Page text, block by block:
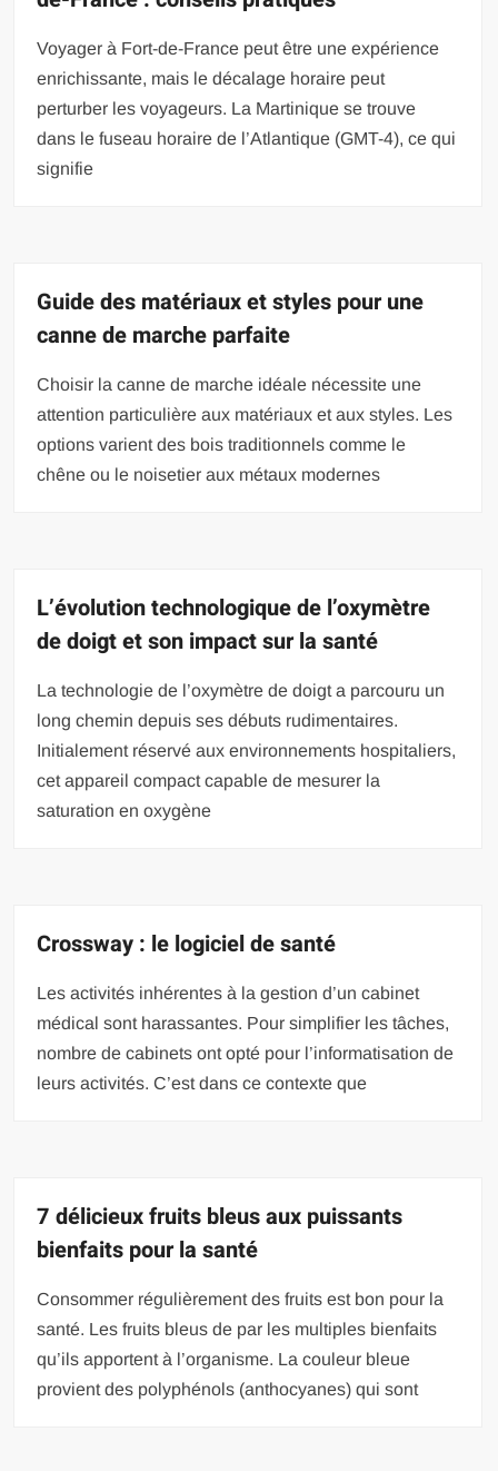
Voyager à Fort-de-France peut être une expérience
enrichissante, mais le décalage horaire peut
perturber les voyageurs. La Martinique se trouve
dans le fuseau horaire de l’Atlantique (GMT-4), ce qui
signifie
Guide des matériaux et styles pour une
canne de marche parfaite
Choisir la canne de marche idéale nécessite une
attention particulière aux matériaux et aux styles. Les
options varient des bois traditionnels comme le
chêne ou le noisetier aux métaux modernes
L’évolution technologique de l’oxymètre
de doigt et son impact sur la santé
La technologie de l’oxymètre de doigt a parcouru un
long chemin depuis ses débuts rudimentaires.
Initialement réservé aux environnements hospitaliers,
cet appareil compact capable de mesurer la
saturation en oxygène
Crossway : le logiciel de santé
Les activités inhérentes à la gestion d’un cabinet
médical sont harassantes. Pour simplifier les tâches,
nombre de cabinets ont opté pour l’informatisation de
leurs activités. C’est dans ce contexte que
7 délicieux fruits bleus aux puissants
bienfaits pour la santé
Consommer régulièrement des fruits est bon pour la
santé. Les fruits bleus de par les multiples bienfaits
qu’ils apportent à l’organisme. La couleur bleue
provient des polyphénols (anthocyanes) qui sont